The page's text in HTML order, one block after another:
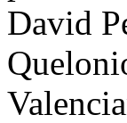
David